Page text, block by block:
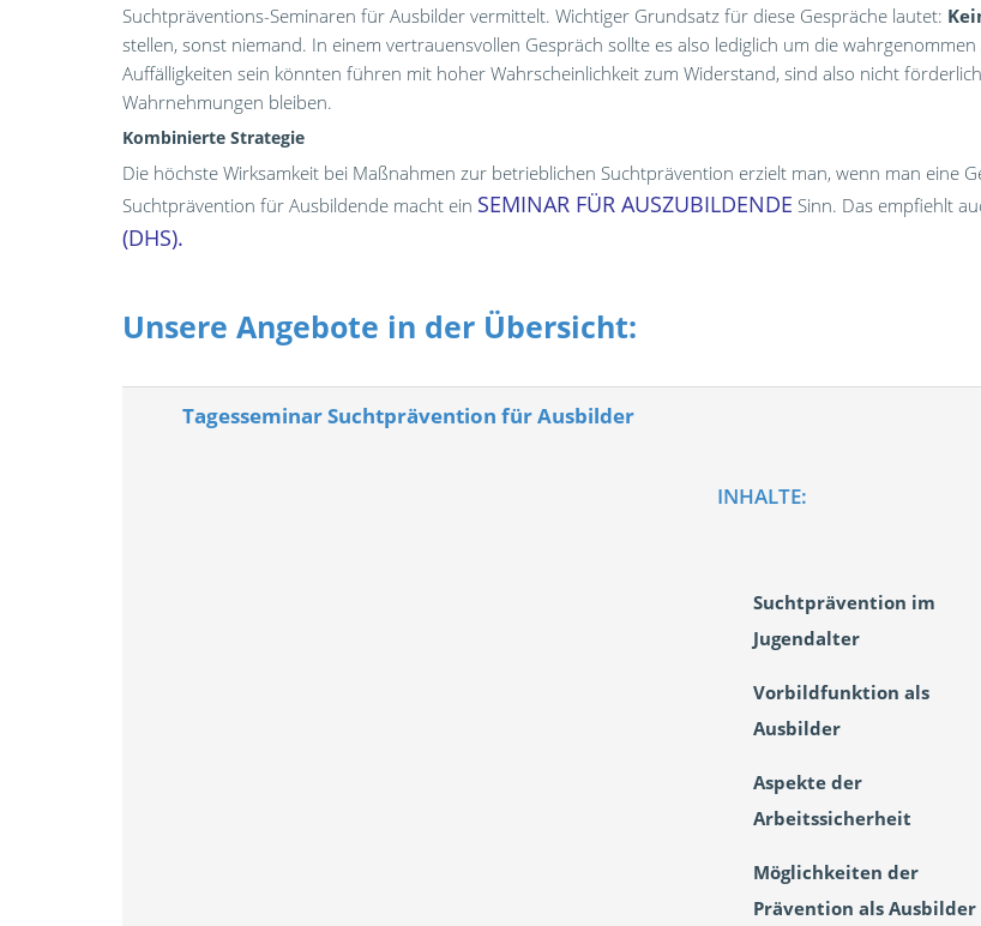
Suchtpräventions-Seminaren für Ausbilder vermittelt. Wichtiger Grundsatz für diese Gespräche lautet:
stellen, sonst niemand. In einem vertrauensvollen Gespräch sollte es also lediglich um die
Auffälligkeiten sein könnten führen mit hoher Wahrscheinlichkeit zum Widerstand, sind also nicht
Wahrnehmungen bleiben.
Kombinierte Strategie
Die höchste Wirksamkeit bei Maßnahmen zur betrieblichen Suchtprävention erzielt man, wenn man eine
Suchtprävention für Ausbildende macht ein SEMINAR FÜR AUSZUBILDENDE Sinn. Das empfiehlt
(DHS).
Unsere Angebote in der Übersicht:
Tagesseminar Suchtprävention für Ausbilder
INHALTE:
Suchtprävention im
Jugendalter
Vorbildfunktion als
Ausbilder
Aspekte der
Arbeitssicherheit
Möglichkeiten der
Prävention als Ausbilder